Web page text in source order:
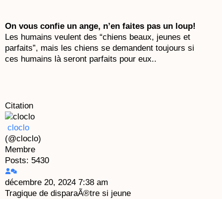
On vous confie un ange, n’en faites pas un loup!
Les humains veulent des “chiens beaux, jeunes et
parfaits”, mais les chiens se demandent toujours si
ces humains là seront parfaits pour eux..
Citation
cloclo
(@cloclo)
Membre
Posts: 5430
décembre 20, 2024 7:38 am
Tragique de disparaÃ®tre si jeune